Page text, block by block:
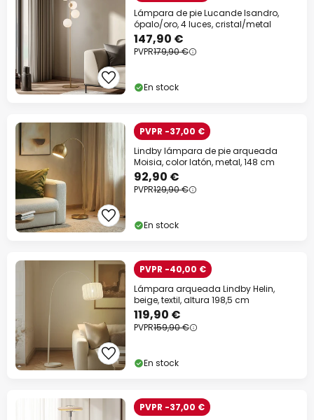
Lámpara de pie Lucande Isandro,
ópalo/oro, 4 luces, cristal/metal
147,90 €
PVPR179,90 €
En stock
PVPR -37,00 €
Lindby lámpara de pie arqueada
Moisia, color latón, metal, 148 cm
92,90 €
PVPR129,90 €
En stock
PVPR -40,00 €
Lámpara arqueada Lindby Helin,
beige, textil, altura 198,5 cm
119,90 €
PVPR159,90 €
En stock
PVPR -37,00 €